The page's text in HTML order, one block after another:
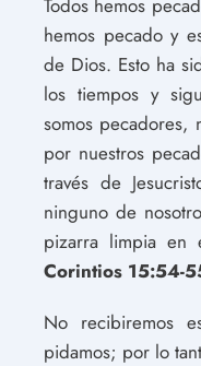
Todos hemos
hemos pecado y
de Dios. Esto ha
los tiempos y
somos pecadores,
por nuestros
través de
ninguno de
pizarra limpia en
Corintios 15:54-
No recibiremos
pidamos; por lo